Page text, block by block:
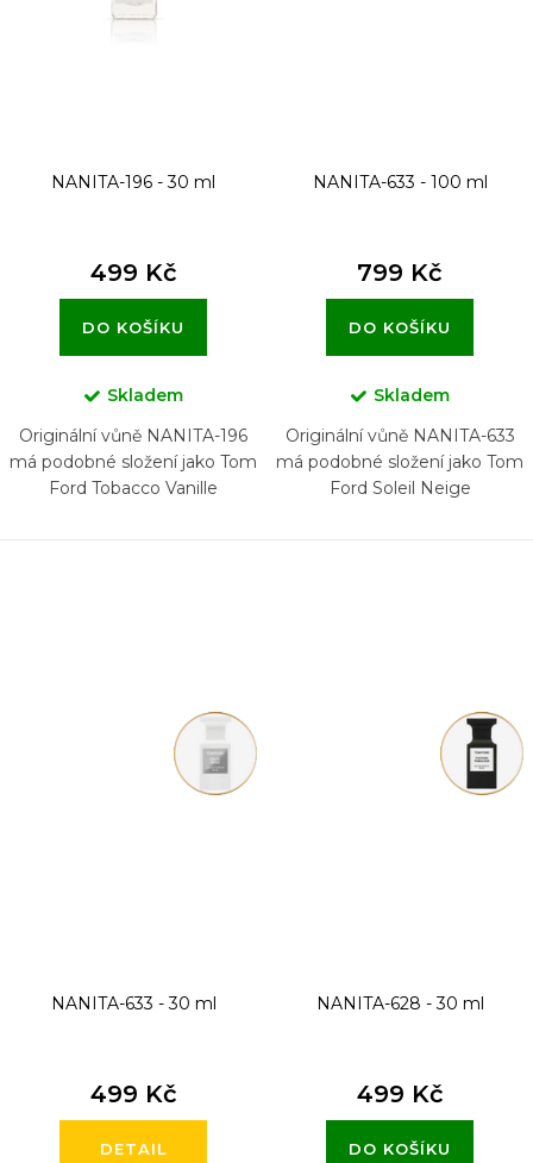
NANITA-196 - 30 ml
499 Kč
DO KOŠÍKU
Skladem
Originální vůně NANITA-196
má podobné složení jako Tom
Ford Tobacco Vanille
NANITA-633 - 100 ml
799 Kč
DO KOŠÍKU
Skladem
Originální vůně NANITA-633
má podobné složení jako Tom
Ford Soleil Neige
NANITA-633 - 30 ml
499 Kč
DETAIL
NANITA-628 - 30 ml
499 Kč
DO KOŠÍKU